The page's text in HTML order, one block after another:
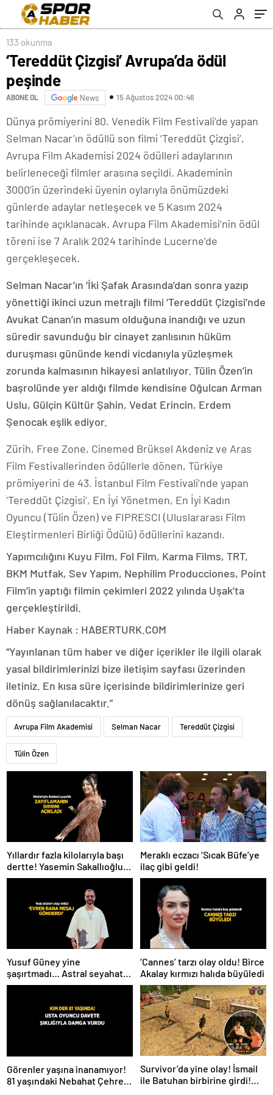
133 okunma
‘Tereddüt Çizgisi’ Avrupa’da ödül
peşinde
ABONE OL News 15 Ağustos 2024 00:46
Dünya prömiyerini 80. Venedik Film Festivali’de yapan
Selman Nacar’ın ödüllü son filmi ‘Tereddüt Çizgisi’,
Avrupa Film Akademisi 2024 ödülleri adaylarının
belirleneceği filmler arasına seçildi. Akademinin
3000’in üzerindeki üyenin oylarıyla önümüzdeki
günlerde adaylar netleşecek ve 5 Kasım 2024
tarihinde açıklanacak. Avrupa Film Akademisi’nin ödül
töreni ise 7 Aralık 2024 tarihinde Lucerne’de
gerçekleşecek.
Selman Nacar’ın ‘İki Şafak Arasında’dan sonra yazıp
yönettiği ikinci uzun metrajlı filmi ‘Tereddüt Çizgisi’nde
Avukat Canan’ın masum olduğuna inandığı ve uzun
süredir savunduğu bir cinayet zanlısının hüküm
duruşması gününde kendi vicdanıyla yüzleşmek
zorunda kalmasının hikayesi anlatılıyor. Tülin Özen’in
başrolünde yer aldığı filmde kendisine Oğulcan Arman
Uslu, Gülçin Kültür Şahin, Vedat Erincin, Erdem
Şenocak eşlik ediyor.
Zürih, Free Zone, Cinemed Brüksel Akdeniz ve Aras
Film Festivallerinden ödüllerle dönen, Türkiye
prömiyerini de 43. İstanbul Film Festivali’nde yapan
‘Tereddüt Çizgisi’, En İyi Yönetmen, En İyi Kadın
Oyuncu (Tülin Özen) ve FIPRESCI (Uluslararası Film
Eleştirmenleri Birliği Ödülü) ödüllerini kazandı.
Yapımcılığını Kuyu Film, Fol Film, Karma Films, TRT,
BKM Mutfak, Sev Yapım, Nephilim Producciones, Point
Film’in yaptığı filmin çekimleri 2022 yılında Uşak’ta
gerçekleştirildi.
Haber Kaynak : HABERTURK.COM
“Yayınlanan tüm haber ve diğer içerikler ile ilgili olarak
yasal bildirimlerinizi bize iletişim sayfası üzerinden
iletiniz. En kısa süre içerisinde bildirimlerinize geri
dönüş sağlanılacaktır.”
Avrupa Film Akademisi Selman Nacar Tereddüt Çizgisi
Tülin Özen
Yıllardır fazla kilolarıyla başı
dertte! Yasemin Sakallıoğlu
zayıflamasının sırrını açıkladı
Meraklı eczacı ‘Sıcak Büfe’ye
ilaç gibi geldi!
Yusuf Güney yine
şaşırtmadı… Astral seyahat
ve uzaylılardan sonra şimdi
‘Cannes’ tarzı olay oldu! Birce
Akalay kırmızı halıda büyüledi
Görenler yaşına inanamıyor!
81 yaşındaki Nebahat Çehre
Survivor’da yine olay! İsmail
ile Batuhan birbirine girdi!